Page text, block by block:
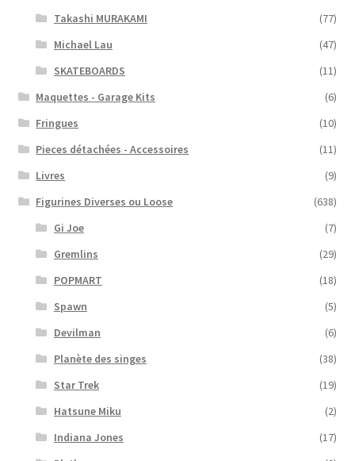
Takashi MURAKAMI
(77)
Michael Lau
(47)
SKATEBOARDS
(11)
Maquettes - Garage Kits
(6)
Fringues
(10)
Pieces détachées - Accessoires
(11)
Livres
(9)
Figurines Diverses ou Loose
(638)
Gi Joe
(7)
Gremlins
(29)
POPMART
(18)
Spawn
(5)
Devilman
(6)
Planète des singes
(38)
Star Trek
(19)
Hatsune Miku
(2)
Indiana Jones
(17)